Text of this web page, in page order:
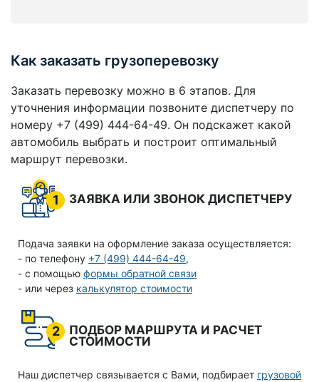
Как заказать грузоперевозку
Заказать перевозку можно в 6 этапов. Для
уточнения информации позвоните диспетчеру по
номеру +7 (499) 444-64-49. Он подскажет какой
автомобиль выбрать и построит оптимальный
маршрут перевозки.
1 ЗАЯВКА ИЛИ ЗВОНОК ДИСПЕТЧЕРУ
Подача заявки на оформление заказа осуществляется:
- по телефону +7 (499) 444-64-49,
- с помощью формы обратной связи
- или через калькулятор стоимости
2
ПОДБОР МАРШРУТА И РАСЧЕТ
СТОИМОСТИ
Наш диспетчер связывается с Вами, подбирает грузовой